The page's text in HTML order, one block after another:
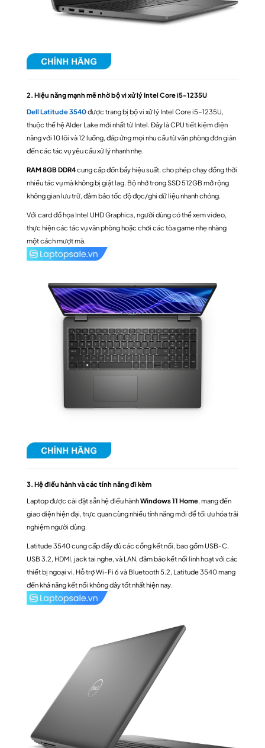
2. Hiệu năng mạnh mẽ nhờ bộ vi xử lý Intel Core i5-1235U
Dell Latitude 3540được trang bị bộ vi xử lý Intel Core i5-1235U,
thuộc thế hệ Alder Lake mới nhất từ Intel. Đây là CPU tiết kiệm điện
năng với 10 lõi và 12 luồng, đáp ứng mọi nhu cầu từ văn phòng đơn giản
đến các tác vụ yêu cầu xử lý nhanh nhẹ.
RAM 8GB DDR4cung cấp đồn bẩy hiệu suất, cho phép chạy đồng thời
nhiều tác vụ mà không bị giật lag. Bộ nhớ trong SSD 512GB mở rộng
không gian lưu trữ, đảm bảo tốc độ đọc/ghi dữ liệu nhanh chóng.
Với card đồ họa Intel UHD Graphics, người dùng có thể xem video,
thực hiện các tác vụ văn phòng hoặc chơi các tòa game nhẹ nhàng
một cách mượt mà.
3. Hệ điều hành và các tính năng đi kèm
Laptop được cài đặt sẵn hệ điều hànhWindows 11 Home , mang đến
giao diện hiện đại, trực quan cùng nhiều tính năng mới để tối ưu hóa trải
nghiệm người dùng.
Latitude 3540 cung cấp đầy đủ các cổng kết nối, bao gồm USB-C,
USB 3.2, HDMI, jack tai nghe, và LAN, đảm bảo kết nối linh hoạt với các
thiết bị ngoại vi. Hỗ trợ Wi-Fi 6 và Bluetooth 5.2, Latitude 3540 mang
đến khả năng kết nối không dây tốt nhất hiện nay.